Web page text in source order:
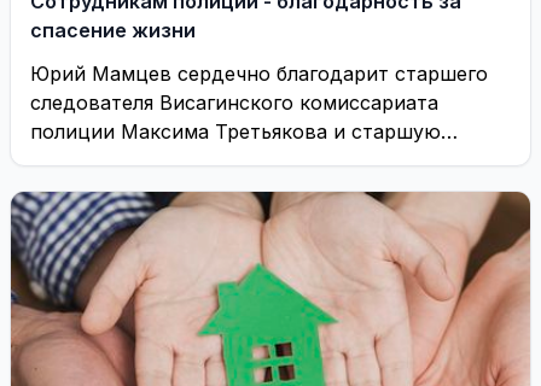
спасение жизни
Юрий Мамцев сердечно благодарит старшего
следователя Висагинского комиссариата
полиции Максима Третьякова и старшую
патрульную ВКП Веронику Пюке